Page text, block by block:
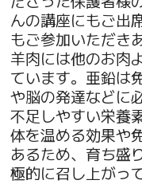
んの講座にもご出
もご参加いただき
羊肉には他のお肉
ています。亜鉛は
や脳の発達などに
不足しやすい栄養
体を温める効果や
あるため、育ち盛
極的に召し上がっ